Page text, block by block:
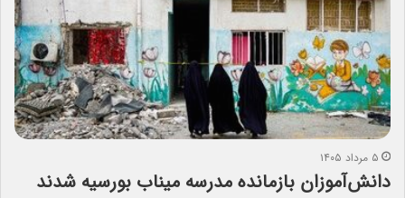
۵ مرداد ۱۴۰۵
دانش‌آموزان بازمانده مدرسه میناب بورسیه شدند